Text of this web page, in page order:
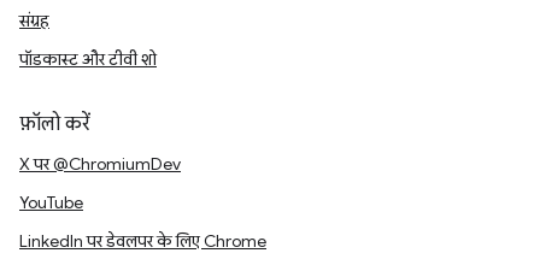
संग्रह
पॉडकास्ट और टीवी शो
फ़ॉलो करें
X पर @ChromiumDev
YouTube
LinkedIn पर डेवलपर के लिए Chrome